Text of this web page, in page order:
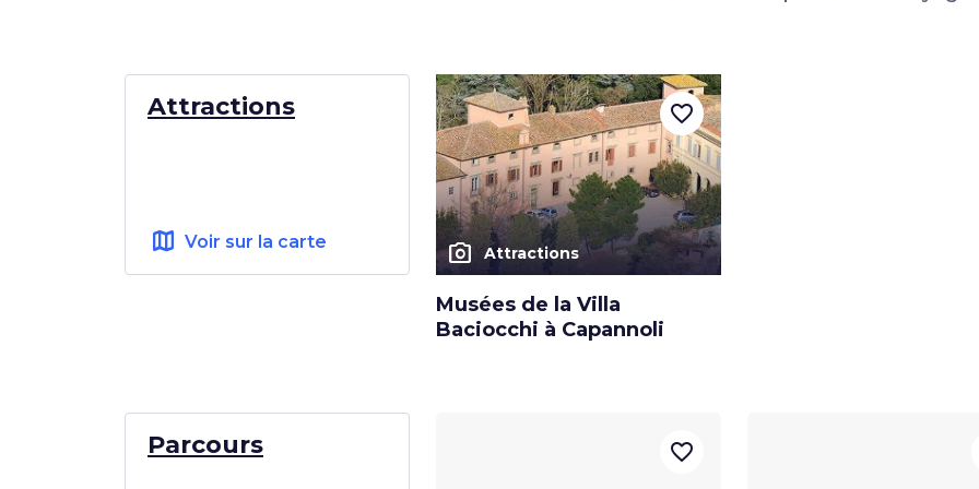
Attractions
map Voir sur la carte photo_camera Attractions
Musées de la Villa
Baciocchi à Capannoli
favorite_border
Parcours favorite_border